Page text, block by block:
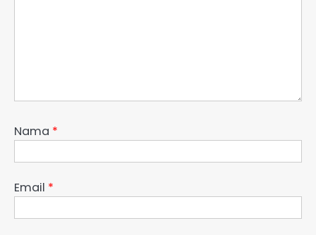
Nama *
Email *